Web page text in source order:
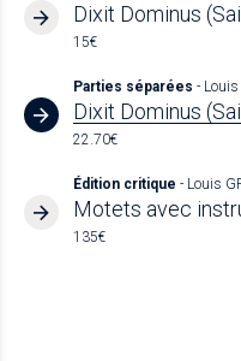
Dixit Dominus
15€
Parties séparées -
Dixit Dominus
22.70€
Édition critique - Louis
Motets avec
135€